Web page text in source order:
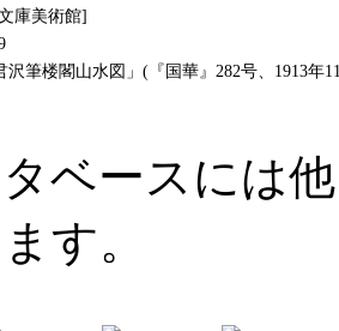
庫美術館]
沢筆楼閣山水図」(『国華』282号、1913
ベースには
す。